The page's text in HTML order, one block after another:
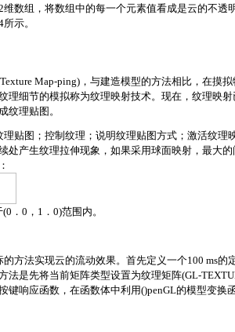
数组，将数组中的每一个元素值看成是云的不
示。
Map-ping)，与建造模型的方法相比，在
理细节的模拟称为纹理映射技术。现在，纹理映
纹理贴图。
贴图；控制纹理；说明纹理贴图方式；激活纹
处产生纹理拉伸现象，如果采用球面映射，最
．0，1．0)范围内。
方法实现云的流动效果。首先定义一个100 ms
是先将当前矩阵类型设置为纹理矩阵(GL-
响应函数，在函数体中利用()penGL的模型变换